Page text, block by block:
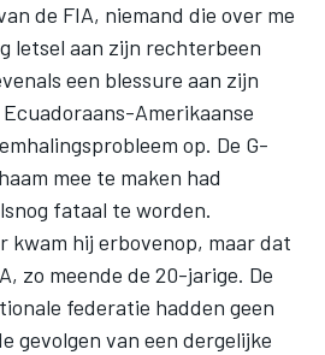
de FIA, niemand die over me
letsel aan zijn rechterbeen
een blessure aan zijn
Amerikaanse
op. De G-
mee te maken had
fataal te worden.
kwam hij erbovenop, maar dat
zo meende de 20-jarige. De
federatie hadden geen
gevolgen van een dergelijke